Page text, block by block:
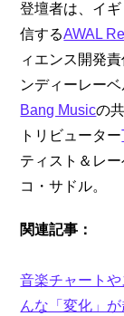
登壇者は、イ
信するAWAL
ィエンス開発
ンディーレー
Bang Musicの
トリビューター
ティスト＆レ
コ・サドル。
関連記事：
音楽チャート
んな「変化」